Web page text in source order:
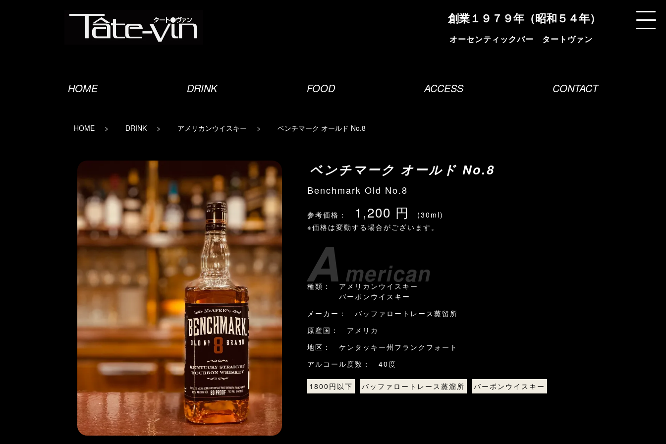
オーセンティックバー 創業１９７９年（昭和５４年）
HOME DRINK FOOD ACCESS CONTACT
HOME DRINK アメリカンウイスキー ベンチマーク オールド No.8
ベンチマーク オールド No.8
Benchmark Old No.8
参考価格： 1,200 円
(30ml)
※価格は変動する場合がございます。
A merican
種類： アメリカンウイスキー
バーボンウイスキー
メーカー： バッファロートレース蒸留所
原産国： アメリカ
地区： ケンタッキー州フランクフォート
アルコール度数： 40度
1800円以下 バッファロートレース蒸溜所 バーボンウイスキー